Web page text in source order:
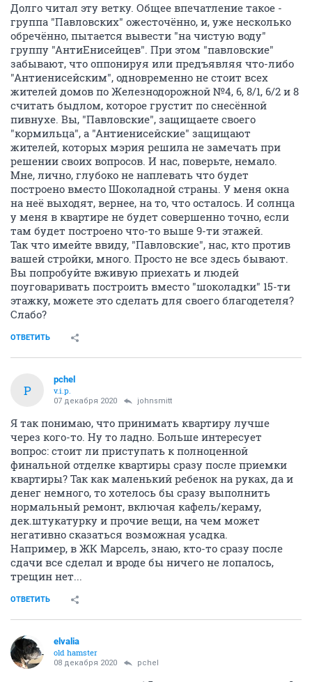
Долго читал эту ветку. Общее впечатление такое -
группа "Павловских" ожесточённо, и, уже несколько
обречённо, пытается вывести "на чистую воду"
группу "АнтиЕнисейцев". При этом "павловские"
забывают, что оппонируя или предъявляя что-либо
"Антиенисейским", одновременно не стоит всех
жителей домов по Железнодорожной №4, 6, 8/1, 6/2 и 8
считать быдлом, которое грустит по снесённой
пивнухе. Вы, "Павловские", защищаете своего
"кормильца", а "Антиенисейские" защищают
жителей, которых мэрия решила не замечать при
решении своих вопросов. И нас, поверьте, немало.
Мне, лично, глубоко не наплевать что будет
построено вместо Шоколадной страны. У меня окна
на неё выходят, вернее, на то, что осталось. И солнца
у меня в квартире не будет совершенно точно, если
там будет построено что-то выше 9-ти этажей.
Так что имейте ввиду, "Павловские", нас, кто против
вашей стройки, много. Просто не все здесь бывают.
Вы попробуйте вживую приехать и людей
поуговаривать построить вместо "шоколадки" 15-ти
этажку, можете это сделать для своего благодетеля?
Слабо?
ОТВЕТИТЬ
P
pchel
v.i.p.
07 декабря 2020 johnsmitt
Я так понимаю, что принимать квартиру лучше
через кого-то. Ну то ладно. Больше интересует
вопрос: стоит ли приступать к полноценной
финальной отделке квартиры сразу после приемки
квартиры? Так как маленький ребенок на руках, да и
денег немного, то хотелось бы сразу выполнить
нормальный ремонт, включая кафель/кераму,
дек.штукатурку и прочие вещи, на чем может
негативно сказаться возможная усадка.
Например, в ЖК Марсель, знаю, кто-то сразу после
сдачи все сделал и вроде бы ничего не лопалось,
трещин нет...
ОТВЕТИТЬ
elvalia
old hamster
08 декабря 2020 pchel